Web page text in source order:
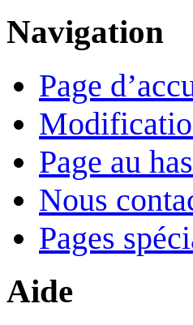
Navigation
Page
Page au
Nous
Pages
Aide